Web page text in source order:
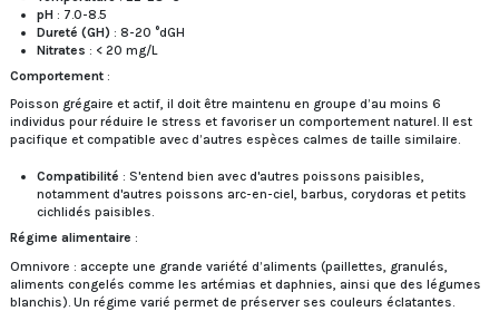
pH : 7.0-8.5
Dureté (GH) : 8-20 °dGH
Nitrates : < 20 mg/L
Comportement :
Poisson grégaire et actif, il doit être maintenu en groupe d’au moins 6
individus pour réduire le stress et favoriser un comportement naturel. Il est
pacifique et compatible avec d’autres espèces calmes de taille similaire.
Compatibilité : S'entend bien avec d'autres poissons paisibles,
notamment d'autres poissons arc-en-ciel, barbus, corydoras et petits
cichlidés paisibles.
Régime alimentaire :
Omnivore : accepte une grande variété d’aliments (paillettes, granulés,
aliments congelés comme les artémias et daphnies, ainsi que des légumes
blanchis). Un régime varié permet de préserver ses couleurs éclatantes.